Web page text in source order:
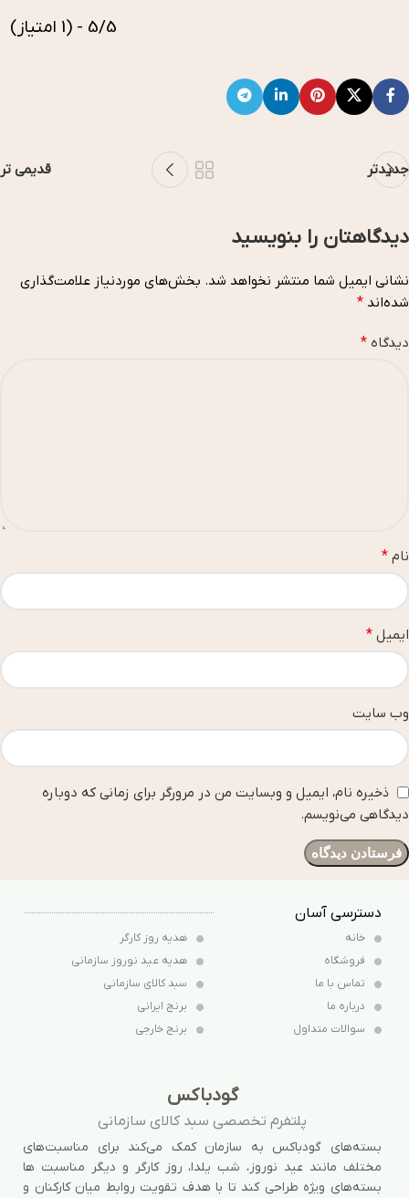
5/5 - (1 امتیاز)
جدیدتر قدیمی تر
دیدگاهتان را بنویسید
نشانی ایمیل شما منتشر نخواهد شد. بخش‌های موردنیاز علامت‌گذاری
شده‌اند *
دیدگاه *
نام *
ایمیل *
وب‌ سایت
ذخیره نام، ایمیل و وبسایت من در مرورگر برای زمانی که دوباره
دیدگاهی می‌نویسم.
دسترسی آسان
خانه
فروشگاه
تماس با ما
درباره ما
سوالات متداول
هدیه روز کارگر
هدیه عید نوروز سازمانی
سبد کالای سازمانی
برنج ایرانی
برنج خارجی
گودباکس
پلتفرم تخصصی سبد کالای سازمانی
بسته‌های گودباکس به سازمان کمک می‌کند برای مناسبت‌های
مختلف مانند عید نوروز، شب یلدا، روز کارگر و دیگر مناسبت ها
بسته‌های ویژه طراحی کند تا با هدف تقویت روابط میان کارکنان و